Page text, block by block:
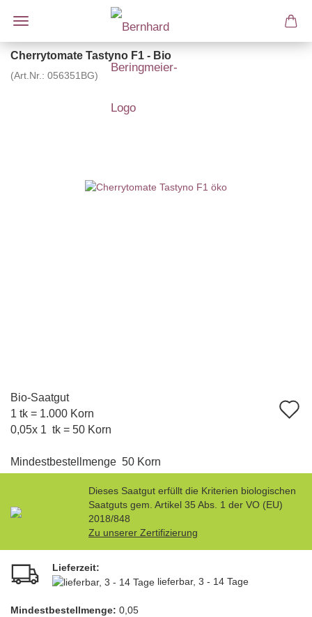
Cherrytomate Tastyno F1 - Bio
(Art.Nr.: 056351BG)
Bio-Saatgut
1 tk = 1.000 Korn
0,05x 1 tk = 50 Korn
Mindestbestellmenge 50 Korn
Dieses Saatgut erfüllt die Kriterien biologischen
Saatguts gem. Artikel 35 Abs. 1 der VO (EU)
2018/848
Zu unserer Zertifizierung
Lieferzeit:
lieferbar, 3 - 14 Tage
Mindest­bestellmenge: 0,05